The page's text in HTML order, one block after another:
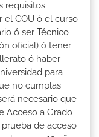
requisitos
el COU ó el curso
ó ser Técnico
oficial) ó tener
ó haber
para
no cumplas
necesario que
Acceso a Grado
prueba de acceso